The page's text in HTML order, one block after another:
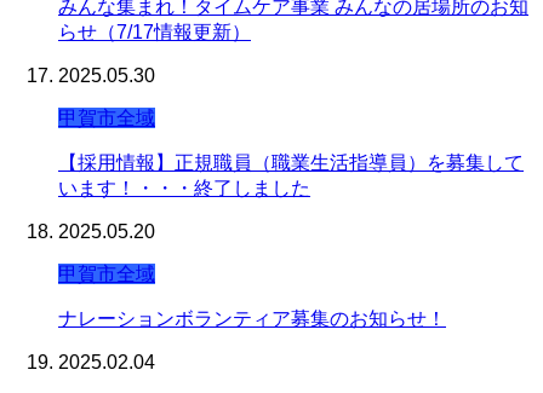
みんな集まれ！タイムケア事業 みんなの居場所のお知
らせ（7/17情報更新）
2025.05.30
甲賀市全域
【採用情報】正規職員（職業生活指導員）を募集して
います！・・・終了しました
2025.05.20
甲賀市全域
ナレーションボランティア募集のお知らせ！
2025.02.04